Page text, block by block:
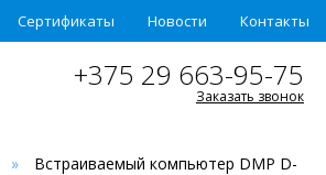
Сертификаты Новости Контакты
+375 29 663-95-75
Заказать звонок
Встраиваемый компьютер DMP D-